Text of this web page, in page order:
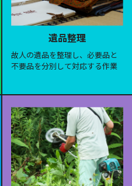
遺品整理
故人の遺品を整理し、必要品と
不要品を分別して対応する作業